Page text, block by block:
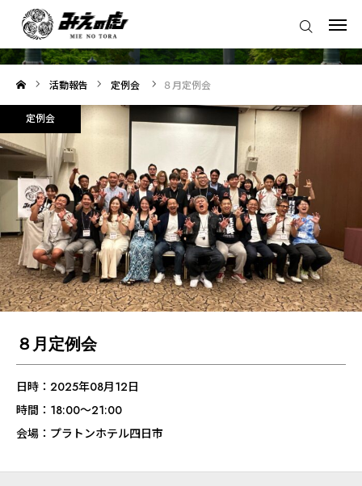
活動報告 定例会 ８月定例会
定例会
８月定例会
日時：2025年08月12日
時間：18:00〜21:00
会場：プラトンホテル四日市
みえの虎とは
交流会／説明会について
みえ虎会員について
みえ虎合宿について
お問い合わせ
活動報告